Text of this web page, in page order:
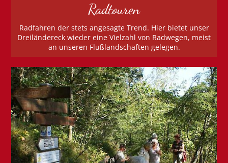
Radtouren
Radfahren der stets angesagte Trend. Hier bietet unser
Dreiländereck wieder eine Vielzahl von Radwegen, meist
an unseren Flußlandschaften gelegen.